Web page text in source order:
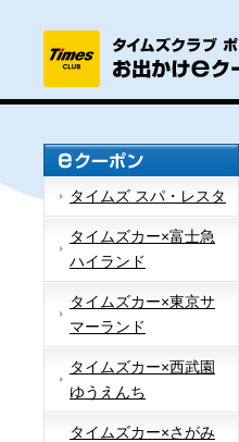
タイムズ スパ・レスタ
タイムズカー×富士急
ハイランド
タイムズカー×東京サ
マーランド
タイムズカー×西武園
ゆうえんち
タイムズカー×さがみ